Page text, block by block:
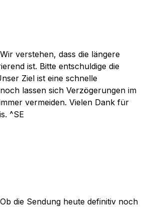
verstehen, dass die längere
ist. Bitte entschuldige die
Ziel ist eine schnelle
lassen sich Verzögerungen im
vermeiden. Vielen Dank für
^SE
die Sendung heute definitiv noch